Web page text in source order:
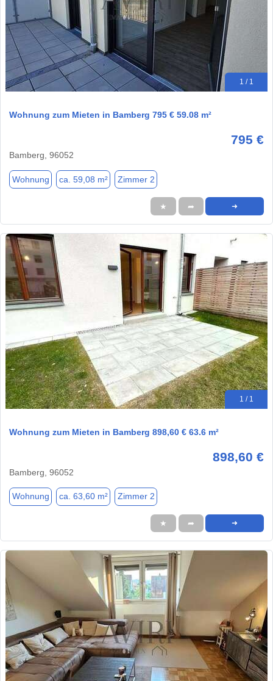
1 / 1
Wohnung zum Mieten in Bamberg 795 € 59.08 m²
795 €
Bamberg, 96052
Wohnung ca. 59,08 m² Zimmer 2
★ ➦ ➜
1 / 1
Wohnung zum Mieten in Bamberg 898,60 € 63.6 m²
898,60 €
Bamberg, 96052
Wohnung ca. 63,60 m² Zimmer 2
★ ➦ ➜